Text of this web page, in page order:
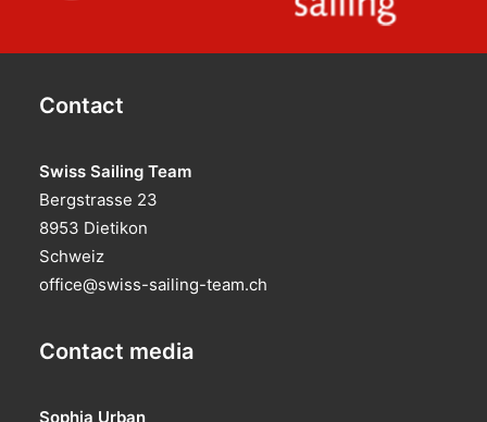
Contact
Swiss Sailing Team
Bergstrasse 23
8953 Dietikon
Schweiz
office@swiss-sailing-team.ch
Contact media
Sophia Urban